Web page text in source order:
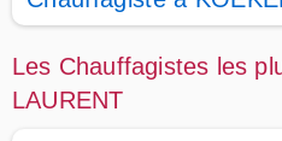
Les Chauffagistes les
LAURENT